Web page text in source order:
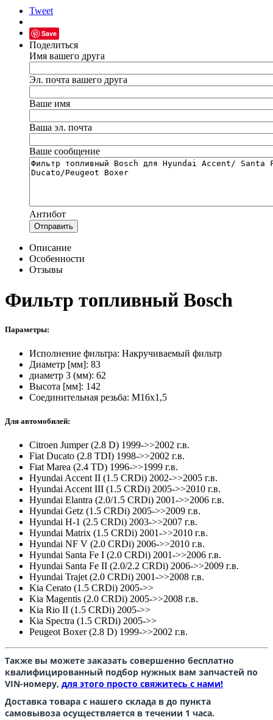
Tweet
Save
Поделиться
Имя вашего друга
Эл. почта вашего друга
Ваше имя
Ваша эл. почта
Ваше сообщение
Антибот
Отправить
Описание
Особенности
Отзывы
Фильтр топливный Bosch
Параметры:
Исполнение фильтра: Накручиваемый фильтр
Диаметр [мм]: 83
диаметр 3 (мм): 62
Высота [мм]: 142
Соединительная резьба: M16x1,5
Для автомобилей:
Citroen Jumper (2.8 D) 1999->>2002 г.в.
Fiat Ducato (2.8 TDI) 1998->>2002 г.в.
Fiat Marea (2.4 TD) 1996->>1999 г.в.
Hyundai AccentII (1.5 СRDi) 2002->>2005 г.в.
Hyundai Accent III (1.5 СRDi) 2005->>2010 г.в.
Hyundai Elantra (2.0/1.5 СRDi) 2001->>2006 г.в.
Hyundai Getz (1.5 СRDi) 2005->>2009 г.в.
Hyundai H-1 (2.5 СRDi) 2003->>2007 г.в.
Hyundai Matrix (1.5 СRDi) 2001->>2010 г.в.
Hyundai NF V (2.0 СRDi) 2006->>2010 г.в.
Hyundai Santa Fe I (2.0 СRDi) 2001->>2006 г.в.
Hyundai Santa Fe II (2.0/2.2 СRDi) 2006->>2009 г.в.
Hyundai Trajet (2.0 СRDi) 2001->>2008 г.в.
Kia Cerato (1.5 СRDi) 2005->>
Kia Magentis (2.0 СRDi) 2005->>2008 г.в.
Kia Rio II (1.5 СRDi) 2005->>
Kia Spectra (1.5 СRDi) 2005->>
Peugeot Boxer (2.8 D) 1999->>2002 г.в.
Также вы можете заказать совершенно бесплатно
квалифицированный подбор нужных вам запчастей по
VIN-номеру, для этого просто свяжитесь с нами!
Доставка товара с нашего склада в до пункта
самовывоза осуществляется в течении 1 часа.